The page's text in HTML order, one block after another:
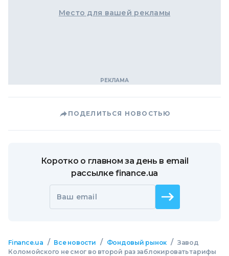
Место для вашей рекламы
ПОДЕЛИТЬСЯ НОВОСТЬЮ
Коротко о главном за день в email
рассылке finance.ua
Ваш email
Finance.ua / Все новости / Фондовый рынок / Завод
Коломойского не смог во второй раз заблокировать тарифы